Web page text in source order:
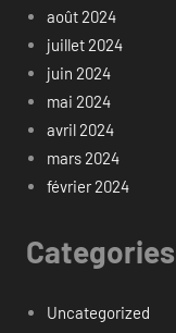
août 2024
juillet 2024
juin 2024
mai 2024
avril 2024
mars 2024
février 2024
Categories
Uncategorized